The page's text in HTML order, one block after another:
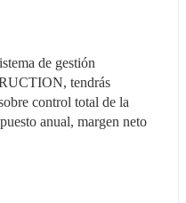
de gestión
tendrás
control total de la
anual, margen neto